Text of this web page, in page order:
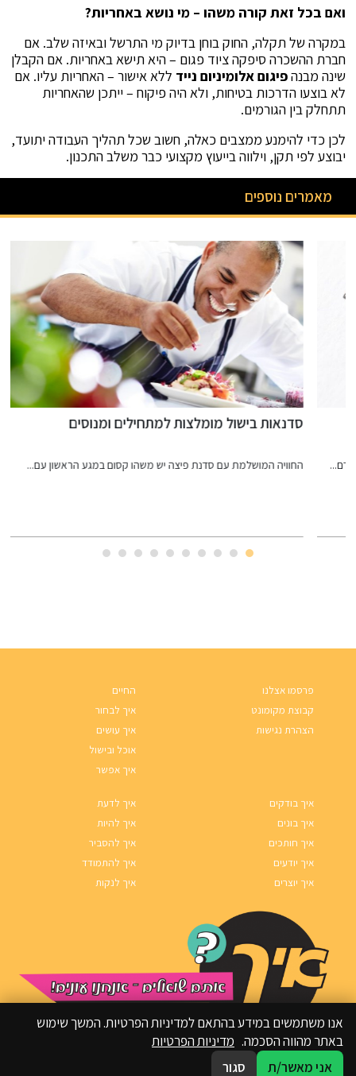
ואם בכל זאת קורה משהו – מי נושא באחריות?
במקרה של תקלה, החוק בוחן בדיוק מי התרשל ובאיזה שלב. אם
חברת ההשכרה סיפקה ציוד פגום – היא תישא באחריות. אם הקבלן
שינה מבנהפיגום אלומיניום נייד ללא אישור – האחריות עליו. אם
לא בוצעו הדרכות בטיחות, ולא היה פיקוח – ייתכן שהאחריות
תתחלק בין הגורמים.
לכן כדי להימנע ממצבים כאלה, חשוב שכל תהליך העבודה יתועד,
יבוצע לפי תקן, וילווה בייעוץ מקצועי כבר משלב התכנון.
מאמרים נוספים
סדנאות בישול מומלצות למתחילים ומנוסים
החוויה המושלמת עם סדנת פיצה יש משהו קסום במגע הראשון עם...
פרסמו אצלנו
קבוצת מקומונט
הצהרת נגישות
החיים
איך לבחור
איך עושים
אוכל ובישול
איך אפשר
איך בודקים
איך בונים
איך חותכים
איך יודעים
איך יוצרים
איך לדעת
איך להיות
איך להסביר
איך להתמודד
איך לנקות
אנו משתמשים במידע בהתאם למדיניות הפרטיות. המשך שימוש
באתר מהווה הסכמה. מדיניות הפרטיות
אני מאשר/ת
סגור